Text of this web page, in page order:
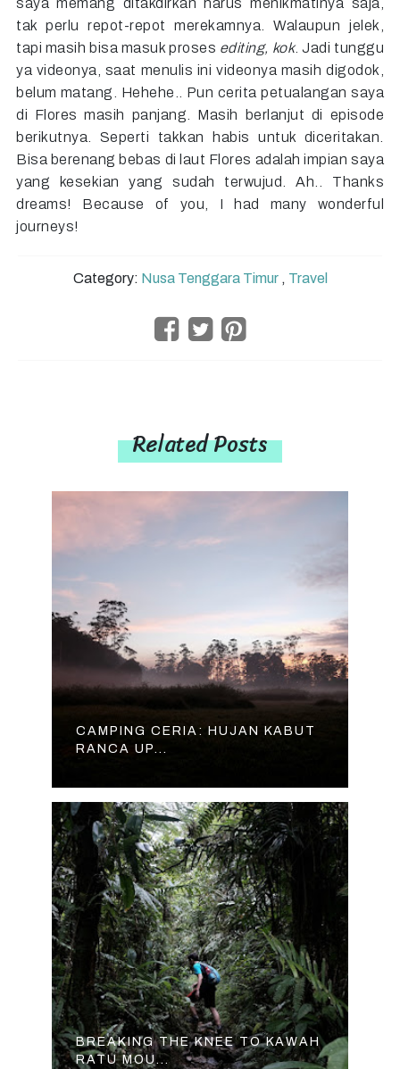
tak perlu repot-repot merekamnya. Walaupun jelek,
tapi masih bisa masuk proses editing, kok. Jadi tunggu
ya videonya, saat menulis ini videonya masih digodok,
belum matang. Hehehe.. Pun cerita petualangan saya
di Flores masih panjang. Masih berlanjut di episode
berikutnya. Seperti takkan habis untuk diceritakan.
Bisa berenang bebas di laut Flores adalah impian saya
yang kesekian yang sudah terwujud. Ah.. Thanks
dreams! Because of you, I had many wonderful
journeys!
Category: Nusa Tenggara Timur , Travel
Related Posts
CAMPING CERIA: HUJAN KABUT
RANCA UP...
BREAKING THE KNEE TO KAWAH
RATU MOU...